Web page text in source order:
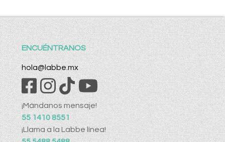
ENCUÉNTRANOS
hola@labbe.mx
¡Mándanos mensaje!
55 1410 8551
¡Llama a la Labbe línea!